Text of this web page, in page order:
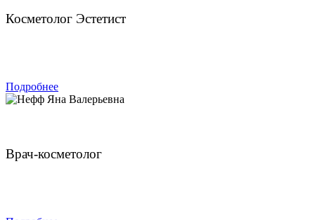
Косметолог Эстетист
Подробнее
Врач-косметолог